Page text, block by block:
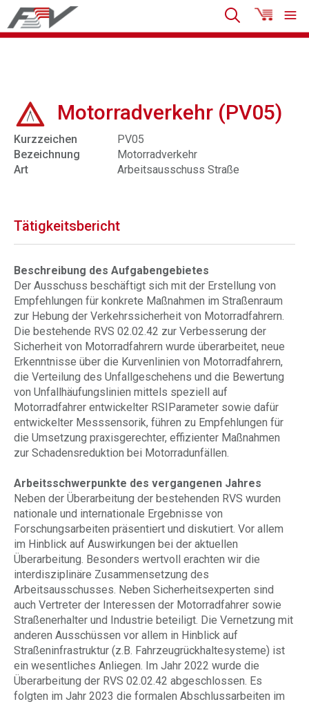
Motorradverkehr (PV05)
Kurzzeichen
PV05
Bezeichnung
Motorradverkehr
Art
Arbeitsausschuss Straße
Tätigkeitsbericht
Beschreibung des Aufgabengebietes
Der Ausschuss beschäftigt sich mit der Erstellung von
Empfehlungen für konkrete Maßnahmen im Straßenraum
zur Hebung der Verkehrssicherheit von Motorradfahrern.
Die bestehende RVS 02.02.42 zur Verbesserung der
Sicherheit von Motorradfahrern wurde überarbeitet, neue
Erkenntnisse über die Kurvenlinien von Motorradfahrern,
die Verteilung des Unfallgeschehens und die Bewertung
von Unfallhäufungslinien mittels speziell auf
Motorradfahrer entwickelter RSIParameter sowie dafür
entwickelter Messsensorik, führen zu Empfehlungen für
die Umsetzung praxisgerechter, effizienter Maßnahmen
zur Schadensreduktion bei Motorradunfällen.
Arbeitsschwerpunkte des vergangenen Jahres
Neben der Überarbeitung der bestehenden RVS wurden
nationale und internationale Ergebnisse von
Forschungsarbeiten präsentiert und diskutiert. Vor allem
im Hinblick auf Auswirkungen bei der aktuellen
Überarbeitung. Besonders wertvoll erachten wir die
interdisziplinäre Zusammensetzung des
Arbeitsausschusses. Neben Sicherheitsexperten sind
auch Vertreter der Interessen der Motorradfahrer sowie
Straßenerhalter und Industrie beteiligt. Die Vernetzung mit
anderen Ausschüssen vor allem in Hinblick auf
Straßeninfrastruktur (z.B. Fahrzeugrückhaltesysteme) ist
ein wesentliches Anliegen. Im Jahr 2022 wurde die
Überarbeitung der RVS 02.02.42 abgeschlossen. Es
folgten im Jahr 2023 die formalen Abschlussarbeiten im